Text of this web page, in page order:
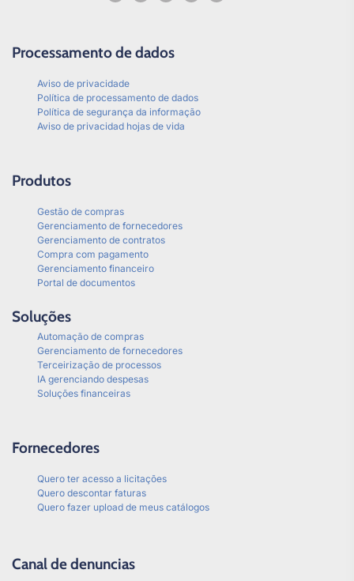
Processamento de dados
Aviso de privacidade
Política de processamento de dados
Política de segurança da informação
Aviso de privacidad hojas de vida
Produtos
Gestão de compras
Gerenciamento de fornecedores
Gerenciamento de contratos
Compra com pagamento
Gerenciamento financeiro
Portal de documentos
Soluções
Automação de compras
Gerenciamento de fornecedores
Terceirização de processos
IA gerenciando despesas
Soluções financeiras
Fornecedores
Quero ter acesso a licitações
Quero descontar faturas
Quero fazer upload de meus catálogos
Canal de denuncias